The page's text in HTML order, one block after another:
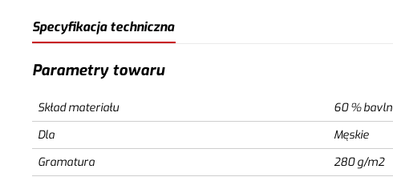
Specyfikacja techniczna
Parametry towaru
Skład materiału
60 %
Dla
Męskie
Gramatura
280 g/m2